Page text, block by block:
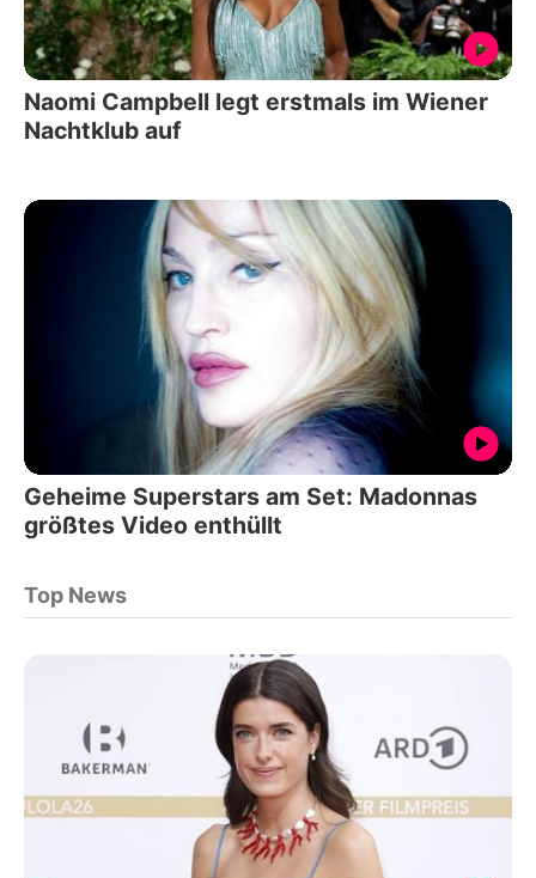
Naomi Campbell legt erstmals im Wiener
Nachtklub auf
Geheime Superstars am Set: Madonnas
größtes Video enthüllt
Top News